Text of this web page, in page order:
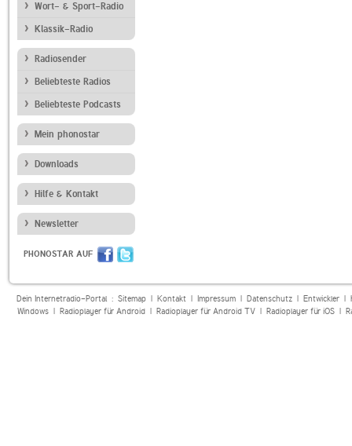
Wort- & Sport-Radio
Klassik-Radio
Radiosender
Beliebteste Radios
Beliebteste Podcasts
Mein phonostar
Downloads
Hilfe & Kontakt
Newsletter
PHONOSTAR AUF
Dein Internetradio-Portal : Sitemap| Kontakt| Impressum| Datenschutz| Entwickler|
Windows| Radioplayer für Android| Radioplayer für Android TV| Radioplayer für iOS|